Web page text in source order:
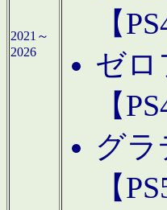
2021～
2026
【
ゼロ
【
グ
【